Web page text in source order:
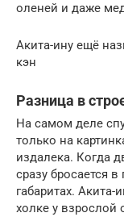
оленей и даже
Акита-ину ещё
кэн
Разница в
На самом деле
только на
издалека. Когда
сразу бросается
габаритах.
холке у взрослой